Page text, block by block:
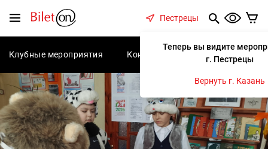
Меню
Пестрецы
Теперь вы видите
г. Пестрецы
Вернуть г. Казань
Клубные мероприятия Концерты Спектакли